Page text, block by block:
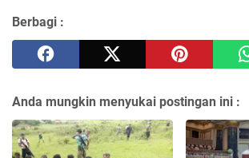
Berbagi :
Anda mungkin menyukai postingan ini :